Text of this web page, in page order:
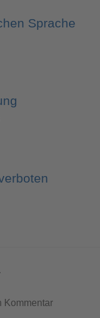
Sprache
Kommentar